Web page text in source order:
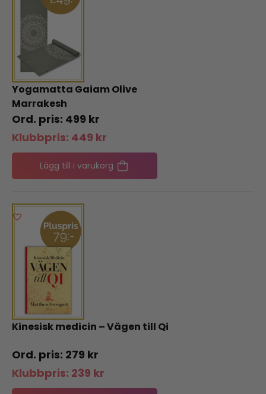
Yogamatta Gaiam Olive
Marrakesh
499 kr
Klubbpris: 449 kr
Lägg till i varukorg
Kinesisk medicin – Vägen till Qi
279 kr
Klubbpris: 239 kr